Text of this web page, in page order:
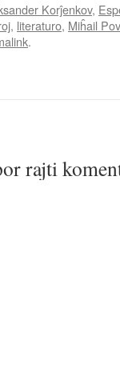
Korĵenkov,
, literaturo, Miĥail
.
rajti